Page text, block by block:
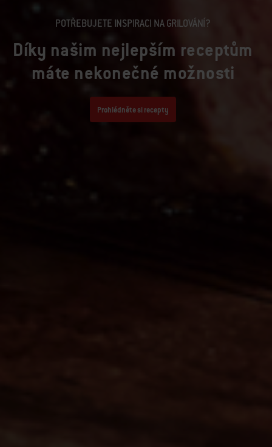
POTŘEBUJETE INSPIRACI NA GRILOVÁNÍ?
Díky našim nejlepším receptům
máte nekonečné možnosti
Prohlédněte si recepty